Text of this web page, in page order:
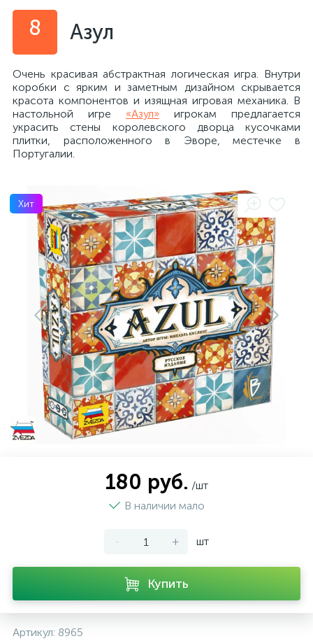
8 Азул
Очень красивая абстрактная логическая игра. Внутри
коробки с ярким и заметным дизайном скрывается
красота компонентов и изящная игровая механика. В
настольной игре «Азул» игрокам предлагается
украсить стены королевского дворца кусочками
плитки, расположенного в Эворе, местечке в
Португалии.
Хит
180 руб. /шт
В наличии мало
- + шт
Купить
Артикул: 8965